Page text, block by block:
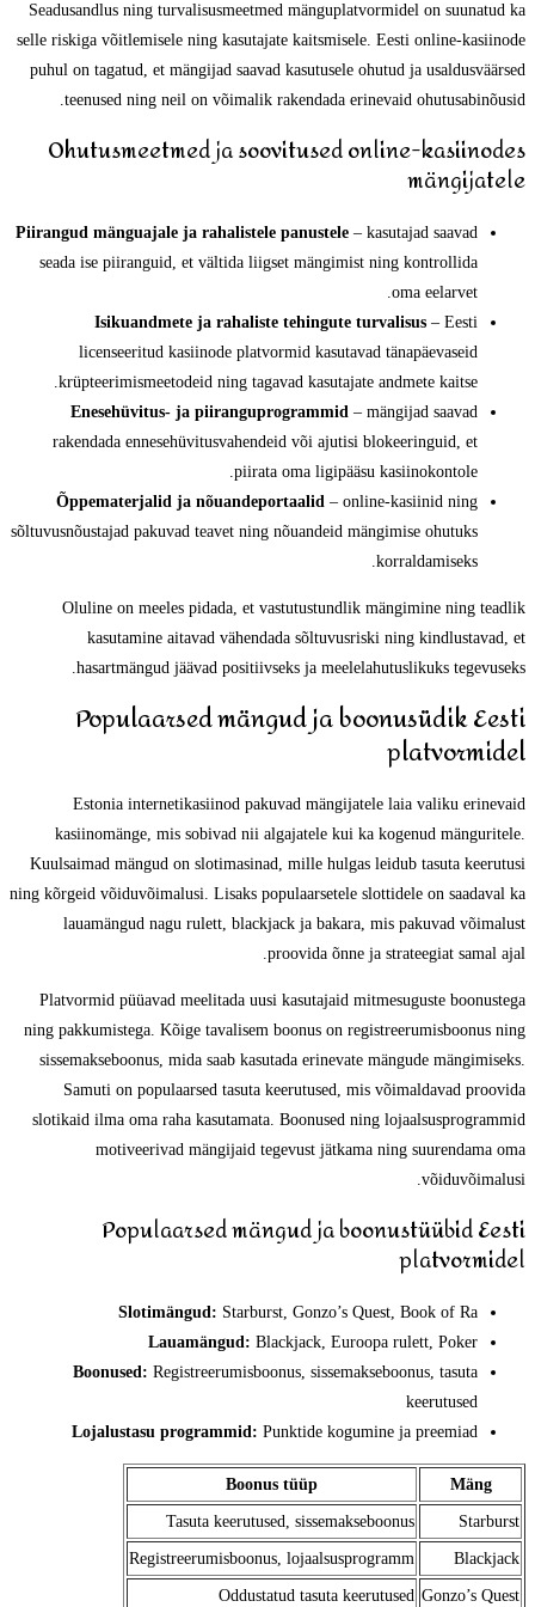
Seadusandlus ning turvalisusmeetmed mänguplatvormidel on suunatud ka
selle riskiga võitlemisele ning kasutajate kaitsmisele. Eesti online-kasiinode
puhul on tagatud, et mängijad saavad kasutusele ohutud ja usaldusväärsed
teenused ning neil on võimalik rakendada erinevaid ohutusabinõusid.
Ohutusmeetmed ja soovitused online-kasiinodes
mängijatele
Piirangud mänguajale ja rahalistele panustele – kasutajad saavad
seada ise piiranguid, et vältida liigset mängimist ning kontrollida
oma eelarvet.
Isikuandmete ja rahaliste tehingute turvalisus – Eesti
licenseeritud kasiinode platvormid kasutavad tänapäevaseid
krüpteerimismeetodeid ning tagavad kasutajate andmete kaitse.
Enesehüvitus- ja piiranguprogrammid – mängijad saavad
rakendada ennesehüvitusvahendeid või ajutisi blokeeringuid, et
piirata oma ligipääsu kasiinokontole.
Õppematerjalid ja nõuandeportaalid – online-kasiinid ning
sõltuvusnõustajad pakuvad teavet ning nõuandeid mängimise ohutuks
korraldamiseks.
Oluline on meeles pidada, et vastutustundlik mängimine ning teadlik
kasutamine aitavad vähendada sõltuvusriski ning kindlustavad, et
hasartmängud jäävad positiivseks ja meelelahutuslikuks tegevuseks.
Populaarsed mängud ja boonusüdik Eesti
platvormidel
Estonia internetikasiinod pakuvad mängijatele laia valiku erinevaid
kasiinomänge, mis sobivad nii algajatele kui ka kogenud mänguritele.
Kuulsaimad mängud on slotimasinad, mille hulgas leidub tasuta keerutusi
ning kõrgeid võiduvõimalusi. Lisaks populaarsetele slottidele on saadaval ka
lauamängud nagu rulett, blackjack ja bakara, mis pakuvad võimalust
proovida õnne ja strateegiat samal ajal.
Platvormid püüavad meelitada uusi kasutajaid mitmesuguste boonustega
ning pakkumistega. Kõige tavalisem boonus on registreerumisboonus ning
sissemakseboonus, mida saab kasutada erinevate mängude mängimiseks.
Samuti on populaarsed tasuta keerutused, mis võimaldavad proovida
slotikaid ilma oma raha kasutamata. Boonused ning lojaalsusprogrammid
motiveerivad mängijaid tegevust jätkama ning suurendama oma
võiduvõimalusi.
Populaarsed mängud ja boonustüübid Eesti
platvormidel
Slotimängud: Starburst, Gonzo’s Quest, Book of Ra
Lauamängud: Blackjack, Euroopa rulett, Poker
Boonused: Registreerumisboonus, sissemakseboonus, tasuta
keerutused
Lojalustasu programmid: Punktide kogumine ja preemiad
Mäng
Boonus tüüp
Starburst
Tasuta keerutused, sissemakseboonus
Blackjack
Registreerumisboonus, lojaalsusprogramm
Gonzo’s Quest
Oddustatud tasuta keerutused